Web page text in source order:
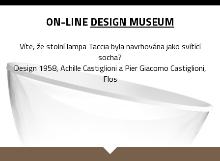
ON-LINE DESIGN MUSEUM
Víte, že stolní lampa Taccia byla navrhována jako svítící
socha?
Design 1958, Achille Castiglioni a Pier Giacomo Castiglioni,
Flos